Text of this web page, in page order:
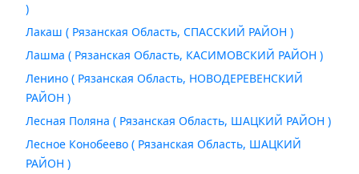
)
Лакаш ( Рязанская Область, СПАССКИЙ РАЙОН )
Лашма ( Рязанская Область, КАСИМОВСКИЙ РАЙОН )
Ленино ( Рязанская Область, НОВОДЕРЕВЕНСКИЙ
РАЙОН )
Лесная Поляна ( Рязанская Область, ШАЦКИЙ РАЙОН )
Лесное Конобеево ( Рязанская Область, ШАЦКИЙ
РАЙОН )